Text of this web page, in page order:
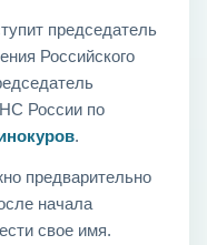
председатель
Российского
России по
.
предварительно
начала
свое имя.